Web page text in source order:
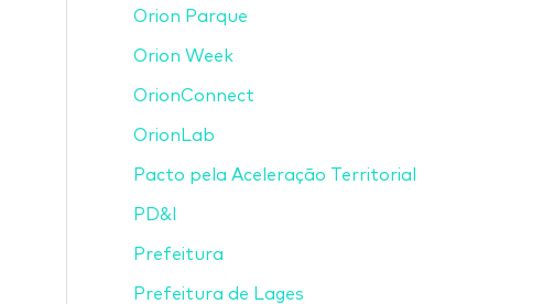
Orion Parque
Orion Week
OrionConnect
OrionLab
Pacto pela Aceleração Territorial
PD&I
Prefeitura
Prefeitura de Lages